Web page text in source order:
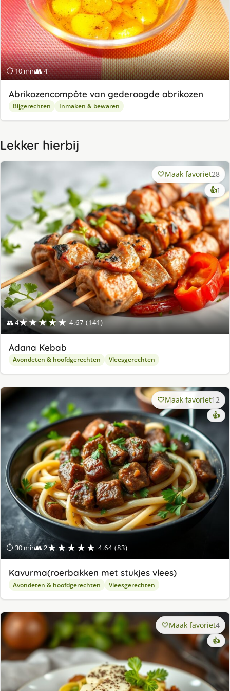
⏱ 10 min👥 4
Abrikozencompôte van gederoogde abrikozen
Bijgerechten Inmaken & bewaren
Lekker hierbij
👥 4★★★★★ 4.67 (141)
Maak favoriet28
👍1
Adana Kebab
Avondeten & hoofdgerechten Vleesgerechten
⏱ 30 min👥 2★★★★★ 4.64 (83)
Maak favoriet12
👍
Kavurma(roerbakken met stukjes vlees)
Avondeten & hoofdgerechten Vleesgerechten
Maak favoriet4
👍